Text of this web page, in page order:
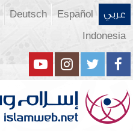
عربي Español
Deutsch
Indonesia